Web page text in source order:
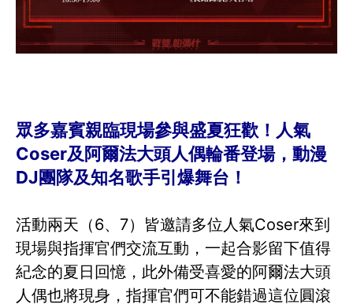
眾多嘉賓親臨現場參與盛夏狂歡！人氣
Coser及阿爾法大頭人偶輪番登場，動漫
DJ團隊及知名歌手引爆舞台！
活動兩天（6、7）皆邀請多位人氣Coser來到
現場與指揮官們交流互動，一起合影留下值得
紀念的夏日回憶，此外備受喜愛的阿爾法大頭
人偶也將現身，指揮官們可不能錯過這位圓滾